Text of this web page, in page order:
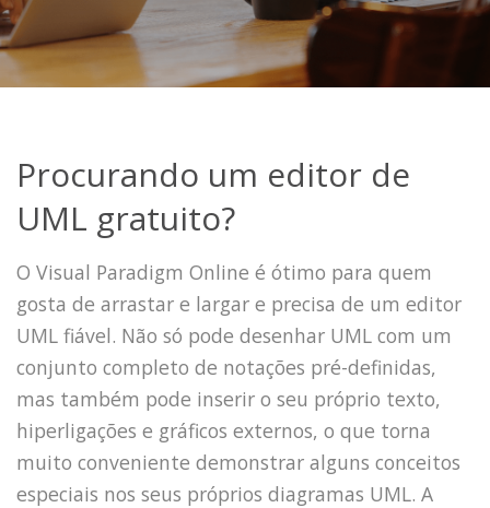
Procurando um editor de
UML gratuito?
O Visual Paradigm Online é ótimo para quem
gosta de arrastar e largar e precisa de um editor
UML fiável. Não só pode desenhar UML com um
conjunto completo de notações pré-definidas,
mas também pode inserir o seu próprio texto,
hiperligações e gráficos externos, o que torna
muito conveniente demonstrar alguns conceitos
especiais nos seus próprios diagramas UML. A